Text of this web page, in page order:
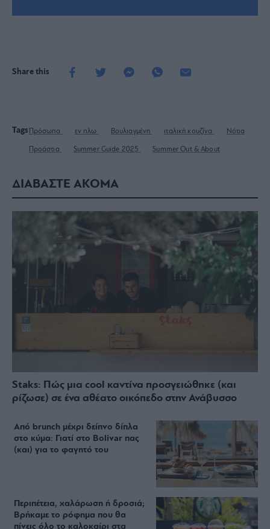
Share this
Tags Πρόσωπα εν πλω Βουλιαγμένη ιταλική κουζίνα Νότια
Προάστια Summer Guide 2025 Summer Out & About
ΔΙΑΒΑΣΤΕ ΑΚΟΜΑ
Staks: Πώς μια cool καντίνα προσγειώθηκε (και
ρίζωσε) σε ένα αθέατο οικόπεδο στην Ανάβυσσο
Από brunch μέχρι δείπνο δίπλα
στο κύμα: Γιατί στο Bolivar πας
(και) για το φαγητό του
Περιπέτεια, χαλάρωση ή δροσιά;
Βρήκαμε το ρόφημα που θα
πίνεις όλο το καλοκαίρι στα